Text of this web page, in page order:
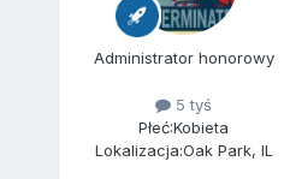
Administrator honorowy
5 tyś
Płeć:Kobieta
Lokalizacja:Oak Park, IL